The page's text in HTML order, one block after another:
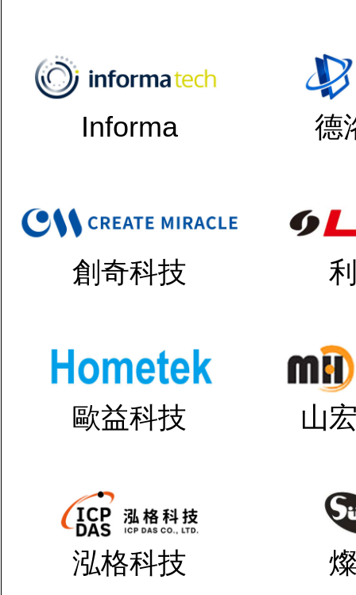
Informa 德
創奇科技
歐益科技 山
泓格科技